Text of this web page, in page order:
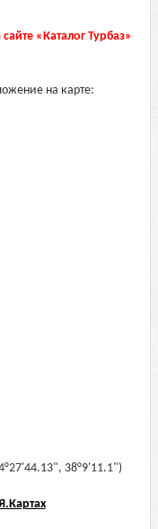
«Каталог Турбаз»
на карте:
38°9'11.1")